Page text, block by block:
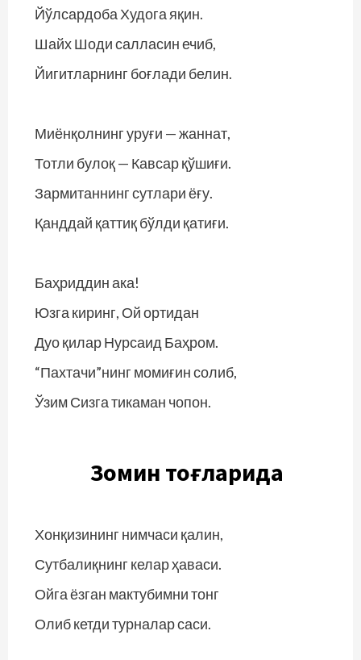
Йўлсардоба Худога яқин.
Шайх Шоди салласин ечиб,
Йигитларнинг боғлади белин.
Миёнқолнинг уруғи — жаннат,
Тотли булоқ — Кавсар қўшиғи.
Зармитаннинг сутлари ёғу.
Қанддай қаттиқ бўлди қатиғи.
Баҳриддин ака!
Юзга киринг, Ой ортидан
Дуо қилар Нурсаид Баҳром.
“Пахтачи”нинг момиғин солиб,
Ўзим Сизга тикаман чопон.
Зомин тоғларида
Хонқизининг нимчаси қалин,
Сутбалиқнинг келар ҳаваси.
Ойга ёзган мактубимни тонг
Олиб кетди турналар саси.